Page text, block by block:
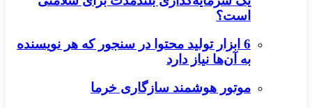
است؟
6 ابزار تولید محتوا در سنجور که هر نویسنده
به آن‌ها نیاز دارد
موتور هوشمند سازگاری خرما